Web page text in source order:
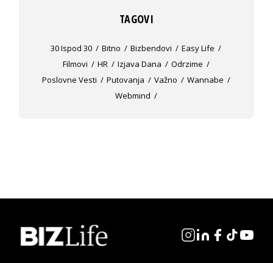
TAGOVI
30 Ispod 30 Bitno Bizbendovi
Easy Life
Filmovi
HR Izjava Dana
Odrzime
Poslovne Vesti
Putovanja Važno
Wannabe
Webmind